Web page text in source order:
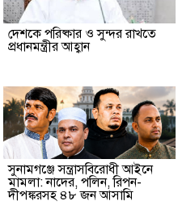
দেশকে পরিষ্কার ও সুন্দর রাখতে
প্রধানমন্ত্রীর আহ্বান
‎সুনামগঞ্জে সন্ত্রাসবিরোধী আইনে
মামলা: নাদের, পলিন, রিপন-
দীপঙ্করসহ ৪৮ জন আসামি